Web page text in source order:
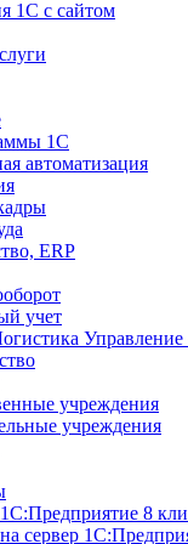
1С с сайтом
1С
автоматизация
ERP
учет
Управление
учреждения
учреждения
8
сервер